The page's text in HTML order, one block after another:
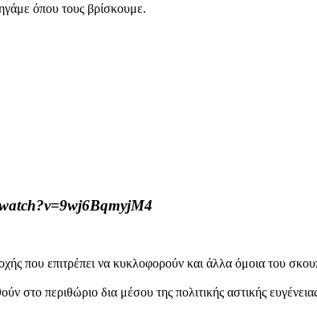
όπου τους βρίσκουμε.
που επιτρέπει να κυκλοφορούν και άλλα όμοια του
στο περιθώριο δια μέσου της πολιτικής αστικής